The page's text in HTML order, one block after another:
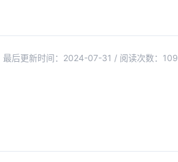
最后更新时间：2024-07-31 / 阅读次数： 109